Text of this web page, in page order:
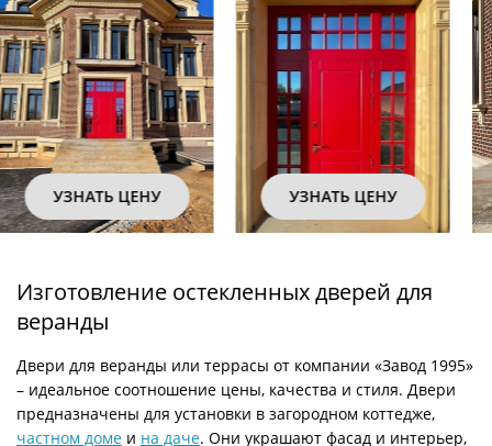
УЗНАТЬ ЦЕНУ УЗНАТЬ ЦЕНУ
Изготовление остекленных дверей для
веранды
Двери для веранды или террасы от компании «Завод 1995»
– идеальное соотношение цены, качества и стиля. Двери
предназначены для установки в загородном коттедже,
частном доме и на даче. Они украшают фасад и интерьер,